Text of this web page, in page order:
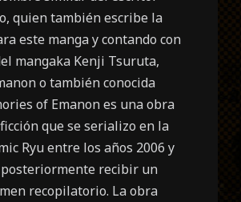
quien también escribe la
este manga y contando con
mangaka Kenji Tsuruta,
o también conocida
of Emanon es una obra
que se serializo en la
Ryu entre los años 2006 y
posteriormente recibir un
recopilatorio. La obra